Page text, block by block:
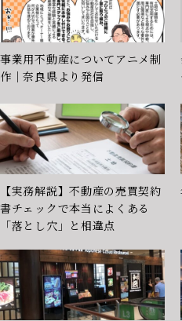
事業用不動産についてアニメ制
作｜奈良県より発信
【実務解説】不動産の売買契約
書チェックで本当によくある
「落とし穴」と相違点